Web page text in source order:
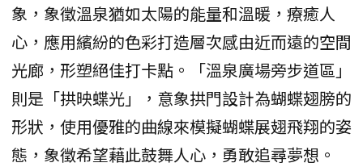
象，象徵溫泉猶如太陽的能量和溫暖，療癒人
心，應用繽紛的色彩打造層次感由近而遠的空間
光廊，形塑絕佳打卡點。「溫泉廣場旁步道區」
則是「拱映蝶光」，意象拱門設計為蝴蝶翅膀的
形狀，使用優雅的曲線來模擬蝴蝶展翅飛翔的姿
態，象徵希望藉此鼓舞人心，勇敢追尋夢想。